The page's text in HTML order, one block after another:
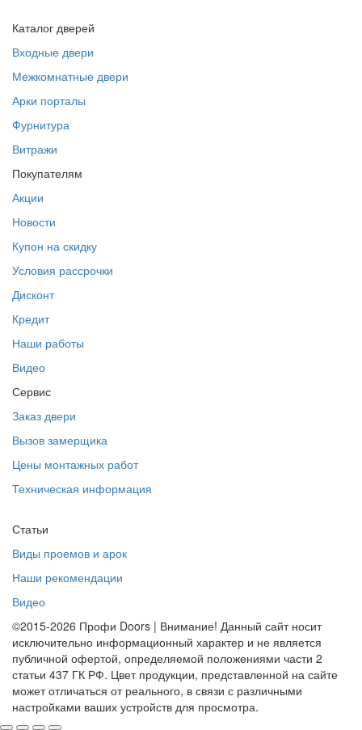
Каталог дверей
Входные двери
Межкомнатные двери
Арки порталы
Фурнитура
Витражи
Покупателям
Акции
Новости
Купон на скидку
Условия рассрочки
Дисконт
Кредит
Наши работы
Видео
Сервис
Заказ двери
Вызов замерщика
Цены монтажных работ
Техническая информация
Статьи
Виды проемов и арок
Наши рекомендации
Видео
©2015-2026 Профи Doors | Внимание! Данный сайт носит
исключительно информационный характер и не является
публичной офертой, определяемой положениями части 2
статьи 437 ГК РФ. Цвет продукции, представленной на сайте
может отличаться от реального, в связи с различными
настройками ваших устройств для просмотра.